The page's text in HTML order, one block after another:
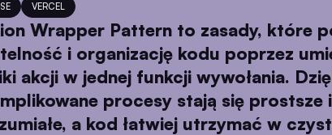
VERCEL
Wrapper Pattern to zasady, które
i organizację kodu poprzez
akcji w jednej funkcji wywołania.
procesy stają się prostsze
a kod łatwiej utrzymać w